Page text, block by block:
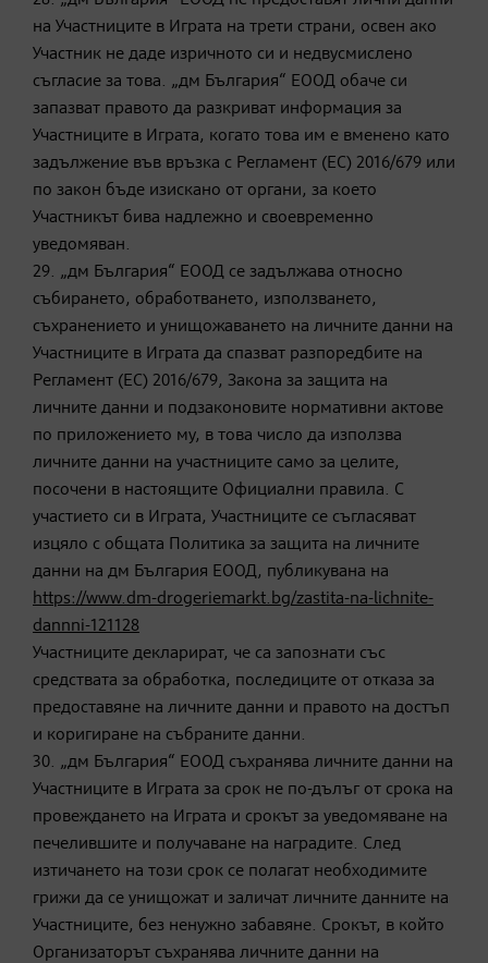
на Участниците в Играта на трети страни, освен ако
Участник не даде изричното си и недвусмислено
съгласие за това. „дм България“ ЕООД обаче си
запазват правото да разкриват информация за
Участниците в Играта, когато това им е вменено като
задължение във връзка с Регламент (ЕС) 2016/679 или
по закон бъде изискано от органи, за което
Участникът бива надлежно и своевременно
уведомяван.
29. „дм България“ ЕООД се задължава относно
събирането, обработването, използването,
съхранението и унищожаването на личните данни на
Участниците в Играта да спазват разпоредбите на
Регламент (ЕС) 2016/679, Закона за защита на
личните данни и подзаконовите нормативни актове
по приложението му, в това число да използва
личните данни на участниците само за целите,
посочени в настоящите Официални правила. С
участието си в Играта, Участниците се съгласяват
изцяло с общата Политика за защита на личните
данни на дм България ЕООД, публикувана на
https://www.dm-drogeriemarkt.bg/zastita-na-lichnite-
dannni-121128
Участниците декларират, че са запознати със
средствата за обработка, последиците от отказа за
предоставяне на личните данни и правото на достъп
и коригиране на събраните данни.
30. „дм България“ ЕООД съхранява личните данни на
Участниците в Играта за срок не по-дълъг от срока на
провеждането на Играта и срокът за уведомяване на
печелившите и получаване на наградите. След
изтичането на този срок се полагат необходимите
грижи да се унищожат и заличат личните данните на
Участниците, без ненужно забавяне. Срокът, в който
Организаторът съхранява личните данни на